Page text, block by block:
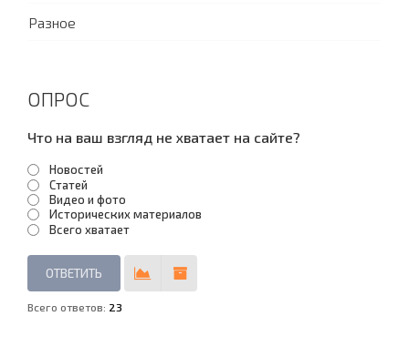
Разное
ОПРОС
Что на ваш взгляд не хватает на сайте?
Новостей
Статей
Видео и фото
Исторических материалов
Всего хватает
Всего ответов: 23